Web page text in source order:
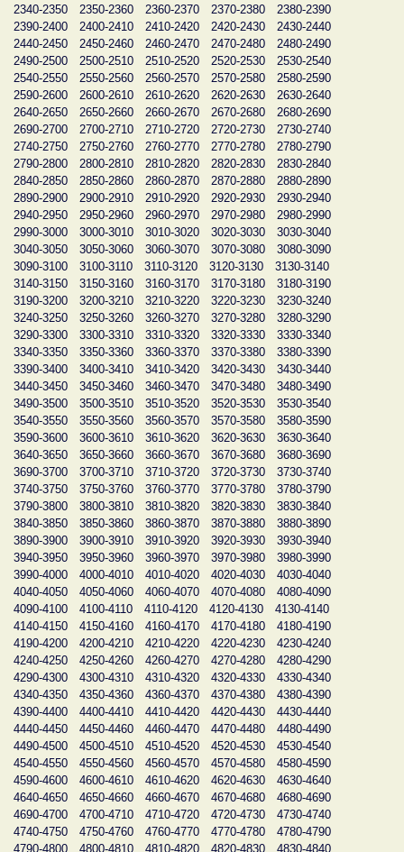
2340-2350
2350-2360 2360-2370 2370-2380
2380-2390
2390-2400
2400-2410 2410-2420 2420-2430
2430-2440
2440-2450
2450-2460 2460-2470 2470-2480
2480-2490
2490-2500
2500-2510 2510-2520 2520-2530
2530-2540
2540-2550
2550-2560 2560-2570 2570-2580
2580-2590
2590-2600
2600-2610 2610-2620 2620-2630
2630-2640
2640-2650
2650-2660 2660-2670 2670-2680
2680-2690
2690-2700
2700-2710 2710-2720 2720-2730
2730-2740
2740-2750
2750-2760 2760-2770 2770-2780
2780-2790
2790-2800
2800-2810 2810-2820 2820-2830
2830-2840
2840-2850
2850-2860 2860-2870 2870-2880
2880-2890
2890-2900
2900-2910 2910-2920 2920-2930
2930-2940
2940-2950
2950-2960 2960-2970 2970-2980
2980-2990
2990-3000
3000-3010 3010-3020 3020-3030
3030-3040
3040-3050
3050-3060 3060-3070 3070-3080
3080-3090
3090-3100
3100-3110 3110-3120 3120-3130
3130-3140
3140-3150
3150-3160 3160-3170 3170-3180
3180-3190
3190-3200
3200-3210 3210-3220 3220-3230
3230-3240
3240-3250
3250-3260 3260-3270 3270-3280
3280-3290
3290-3300
3300-3310 3310-3320 3320-3330
3330-3340
3340-3350
3350-3360 3360-3370 3370-3380
3380-3390
3390-3400
3400-3410 3410-3420 3420-3430
3430-3440
3440-3450
3450-3460 3460-3470 3470-3480
3480-3490
3490-3500
3500-3510 3510-3520 3520-3530
3530-3540
3540-3550
3550-3560 3560-3570 3570-3580
3580-3590
3590-3600
3600-3610 3610-3620 3620-3630
3630-3640
3640-3650
3650-3660 3660-3670 3670-3680
3680-3690
3690-3700
3700-3710 3710-3720 3720-3730
3730-3740
3740-3750
3750-3760 3760-3770 3770-3780
3780-3790
3790-3800
3800-3810 3810-3820 3820-3830
3830-3840
3840-3850
3850-3860 3860-3870 3870-3880
3880-3890
3890-3900
3900-3910 3910-3920 3920-3930
3930-3940
3940-3950
3950-3960 3960-3970 3970-3980
3980-3990
3990-4000
4000-4010 4010-4020 4020-4030
4030-4040
4040-4050
4050-4060 4060-4070 4070-4080
4080-4090
4090-4100
4100-4110 4110-4120 4120-4130
4130-4140
4140-4150
4150-4160 4160-4170 4170-4180
4180-4190
4190-4200
4200-4210 4210-4220 4220-4230
4230-4240
4240-4250
4250-4260 4260-4270 4270-4280
4280-4290
4290-4300
4300-4310 4310-4320 4320-4330
4330-4340
4340-4350
4350-4360 4360-4370 4370-4380
4380-4390
4390-4400
4400-4410 4410-4420 4420-4430
4430-4440
4440-4450
4450-4460 4460-4470 4470-4480
4480-4490
4490-4500
4500-4510 4510-4520 4520-4530
4530-4540
4540-4550
4550-4560 4560-4570 4570-4580
4580-4590
4590-4600
4600-4610 4610-4620 4620-4630
4630-4640
4640-4650
4650-4660 4660-4670 4670-4680
4680-4690
4690-4700
4700-4710 4710-4720 4720-4730
4730-4740
4740-4750
4750-4760 4760-4770 4770-4780
4780-4790
4790-4800
4800-4810 4810-4820 4820-4830
4830-4840